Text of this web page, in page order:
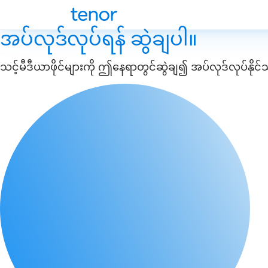
အပ်လုဒ်လုပ်ရန် ဆွဲချပါ။
သင့်မီဒီယာဖိုင်များကို ဤနေရာတွင်ဆွဲချ၍ အပ်လုဒ်လုပ်နို